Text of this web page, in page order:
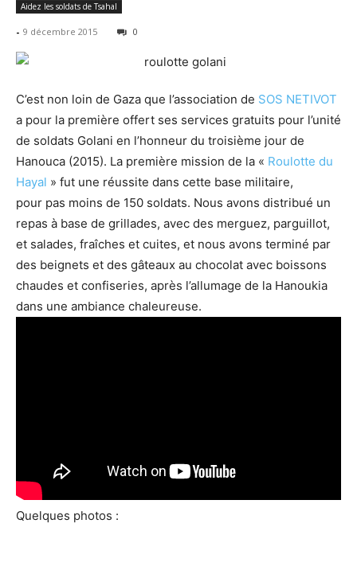
Aidez les soldats de Tsahal
- 9 décembre 2015 0
C’est non loin de Gaza que l’association de SOS NETIVOT
a pour la première offert ses services gratuits pour l’unité
de soldats Golani en l’honneur du troisième jour de
Hanouca (2015). La première mission de la « Roulotte du
Hayal » fut une réussite dans cette base militaire,
pour pas moins de 150 soldats. Nous avons distribué un
repas à base de grillades, avec des merguez, parguillot,
et salades, fraîches et cuites, et nous avons terminé par
des beignets et des gâteaux au chocolat avec boissons
chaudes et confiseries, après l’allumage de la Hanoukia
dans une ambiance chaleureuse.
Quelques photos :